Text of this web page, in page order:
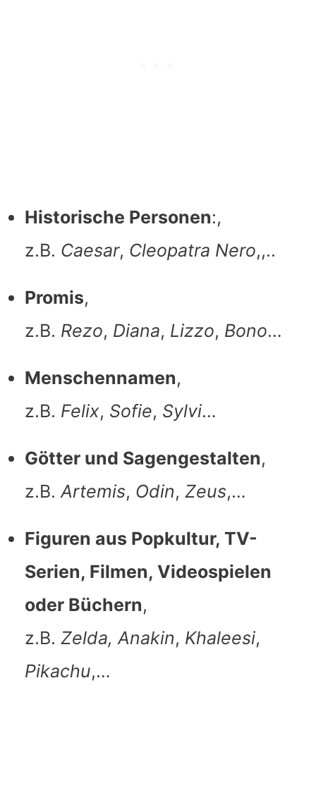
Historische Personen:,
z.B. Caesar, Cleopatra Nero,,..
Promis,
z.B. Rezo, Diana, Lizzo, Bono…
Menschennamen,
z.B. Felix, Sofie, Sylvi…
Götter und Sagengestalten,
z.B. Artemis, Odin, Zeus,…
Figuren aus Popkultur, TV-
Serien, Filmen, Videospielen
oder Büchern,
z.B. Zelda, Anakin, Khaleesi,
Pikachu,…